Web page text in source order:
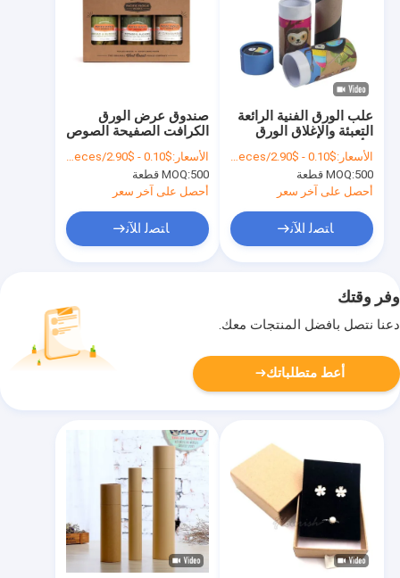
صندوق عرض الورق
الكرافت الصفيحة الصوص
الورق المموجة صندوق
الحامل السماكة قابلة
للتخصيص
الأسعار:$0.10 - $2.90/pieces
MOQ:500 قطعة
أحصل على آخر سعر
ﺎﺘﺼﻟ ﺍﻶﻧ
علب الورق الفنية الرائعة
التعبئة والإغلاق الورق
الأسطواني المموجة
صندوق التعبئة والإغلاق
الأسعار:$0.10 - $2.90/pieces
MOQ:500 قطعة
أحصل على آخر سعر
ﺎﺘﺼﻟ ﺍﻶﻧ
وفر وقتك
دعنا نتصل بأفضل المنتجات معك.
أعط متطلباتك